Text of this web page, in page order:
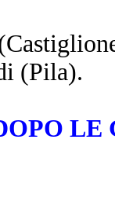
(Pila).
LE